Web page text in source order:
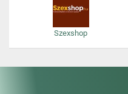
Szexshop